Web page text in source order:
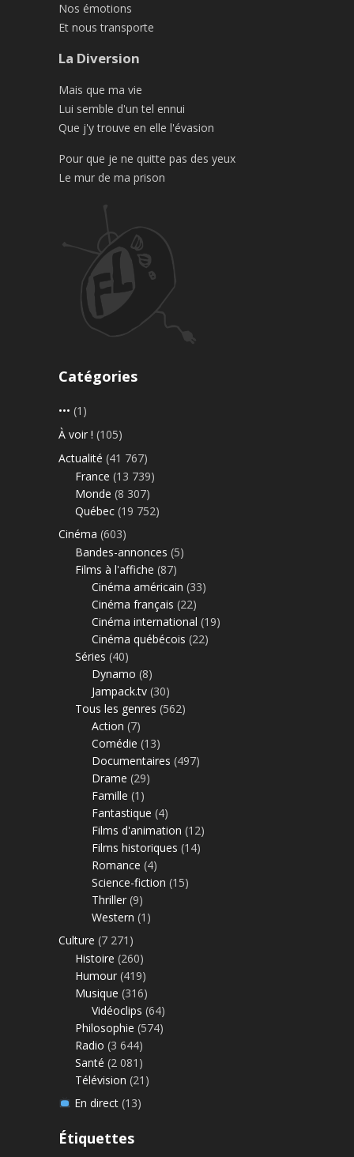
Nos émotions
Et nous transporte
La Diversion
Mais que ma vie
Lui semble d'un tel ennui
Que j'y trouve en elle l'évasion
Pour que je ne quitte pas des yeux
Le mur de ma prison
Catégories
••• (1)
À voir ! (105)
Actualité (41 767)
France (13 739)
Monde (8 307)
Québec (19 752)
Cinéma (603)
Bandes-annonces (5)
Films à l'affiche (87)
Cinéma américain (33)
Cinéma français (22)
Cinéma international (19)
Cinéma québécois (22)
Séries (40)
Dynamo (8)
Jampack.tv (30)
Tous les genres (562)
Action (7)
Comédie (13)
Documentaires (497)
Drame (29)
Famille (1)
Fantastique (4)
Films d'animation (12)
Films historiques (14)
Romance (4)
Science-fiction (15)
Thriller (9)
Western (1)
Culture (7 271)
Histoire (260)
Humour (419)
Musique (316)
Vidéoclips (64)
Philosophie (574)
Radio (3 644)
Santé (2 081)
Télévision (21)
En direct(13)
Étiquettes